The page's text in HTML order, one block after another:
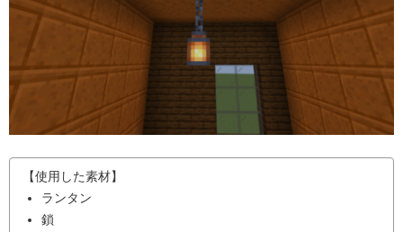
【使用した素材】
ランタン
鎖